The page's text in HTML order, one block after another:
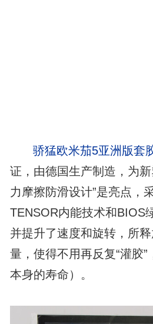
骄猛欧米茄5亚洲版套
证，由德国生产制造，为
力摩擦防滑设计”是亮点，
TENSOR内能技术和BIOS
并提升了速度和旋转，所
量，使得不用再反复“灌胶
本身的寿命）。